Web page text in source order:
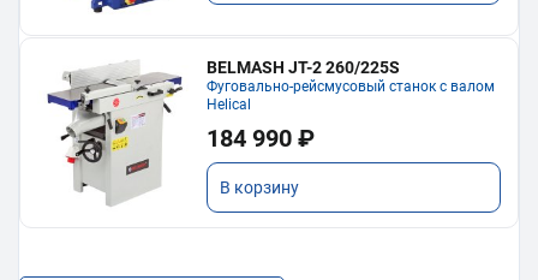
BELMASH JT-2 260/225S
Фуговально-рейсмусовый станок с валом
Helical
184 990 ₽
В корзину